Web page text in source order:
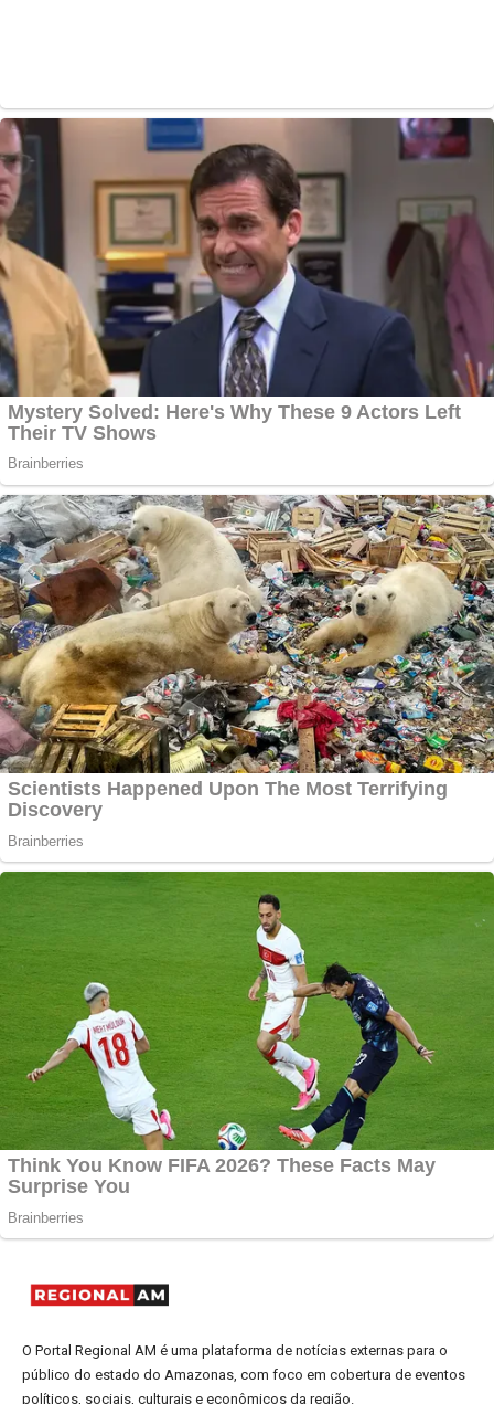
O Portal Regional AM é uma plataforma de notícias externas para o
público do estado do Amazonas, com foco em cobertura de eventos
políticos, sociais, culturais e econômicos da região.